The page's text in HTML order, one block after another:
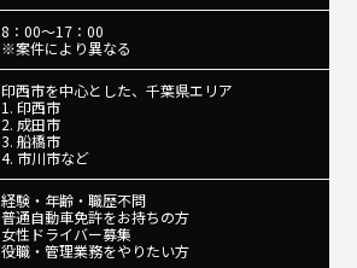
8：00～17：00
※案件により異なる
印西市を中心とした、千葉県エリア
1. 印西市
2. 成田市
3. 船橋市
4. 市川市など
経験・年齢・職歴不問
普通自動車免許をお持ちの方
女性ドライバー募集
役職・管理業務をやりたい方